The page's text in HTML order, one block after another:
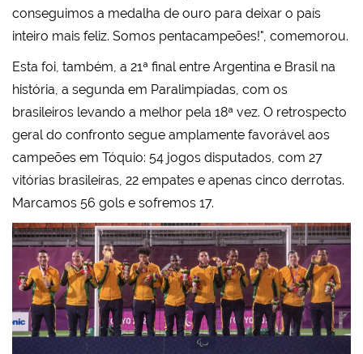
conseguimos a medalha de ouro para deixar o país
inteiro mais feliz. Somos pentacampeões!", comemorou.
Esta foi, também, a 21ª final entre Argentina e Brasil na
história, a segunda em Paralimpíadas, com os
brasileiros levando a melhor pela 18ª vez. O retrospecto
geral do confronto segue amplamente favorável aos
campeões em Tóquio: 54 jogos disputados, com 27
vitórias brasileiras, 22 empates e apenas cinco derrotas.
Marcamos 56 gols e sofremos 17.